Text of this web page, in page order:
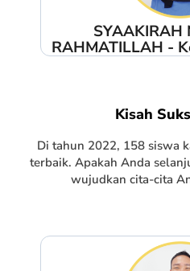
SYAAKIRAH
RAHMATILLAH -
Kisah
Di tahun 2022, 158 siswa
terbaik. Apakah Anda
wujudkan cita-cita